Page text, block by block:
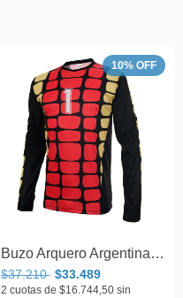
10% OFF
Buzo Arquero Argentina Islas # 1 Mundial...
$37.210 $33.489
2 cuotas de $16.744,50sin